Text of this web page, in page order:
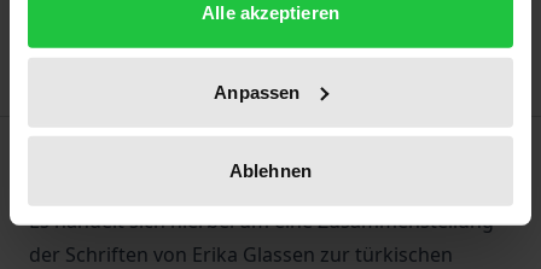
Alle akzeptieren
Anpassen
Ablehnen
Es handelt sich hierbei um eine Zusammenstellung
der Schriften von Erika Glassen zur türkischen